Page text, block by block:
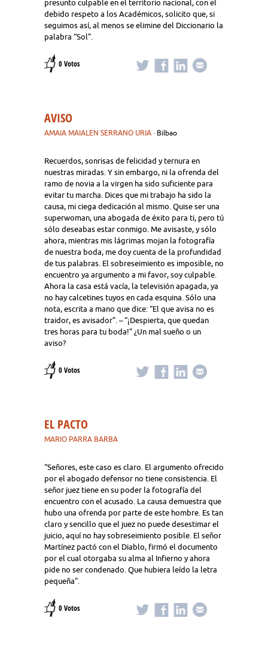
presunto culpable en el territorio nacional, con el
debido respeto a los Académicos, solicito que, si
seguimos así, al menos se elimine del Diccionario la
palabra “Sol”.
0 Votos
AVISO
AMAIA MAIALEN SERRANO URIA · Bilbao
Recuerdos, sonrisas de felicidad y ternura en
nuestras miradas. Y sin embargo, ni la ofrenda del
ramo de novia a la virgen ha sido suficiente para
evitar tu marcha. Dices que mi trabajo ha sido la
causa, mi ciega dedicación al mismo. Quise ser una
superwoman, una abogada de éxito para ti, pero tú
sólo deseabas estar conmigo. Me avisaste, y sólo
ahora, mientras mis lágrimas mojan la fotografía
de nuestra boda, me doy cuenta de la profundidad
de tus palabras. El sobreseimiento es imposible, no
encuentro ya argumento a mi favor, soy culpable.
Ahora la casa está vacía, la televisión apagada, ya
no hay calcetines tuyos en cada esquina. Sólo una
nota, escrita a mano que dice: “El que avisa no es
traidor, es avisador”. – “¡Despierta, que quedan
tres horas para tu boda!” ¿Un mal sueño o un
aviso?
0 Votos
EL PACTO
MARIO PARRA BARBA
“Señores, este caso es claro. El argumento ofrecido
por el abogado defensor no tiene consistencia. El
señor juez tiene en su poder la fotografía del
encuentro con el acusado. La causa demuestra que
hubo una ofrenda por parte de este hombre. Es tan
claro y sencillo que el juez no puede desestimar el
juicio, aquí no hay sobreseimiento posible. El señor
Martínez pactó con el Diablo, firmó el documento
por el cual otorgaba su alma al Infierno y ahora
pide no ser condenado. Que hubiera leído la letra
pequeña”.
0 Votos